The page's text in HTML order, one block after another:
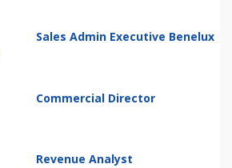
Sales Admin Executive Benelux
Commercial Director
Revenue Analyst